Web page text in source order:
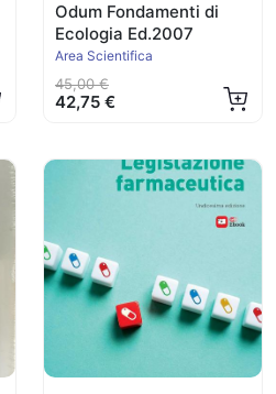
Odum Fondamenti di
Ecologia Ed.2007
Area Scientifica
45,00 €
42,75 €